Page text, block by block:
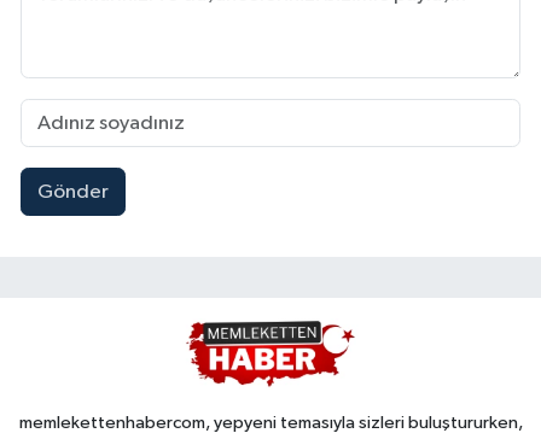
Gönder
memlekettenhabercom, yepyeni temasıyla sizleri buluştururken,